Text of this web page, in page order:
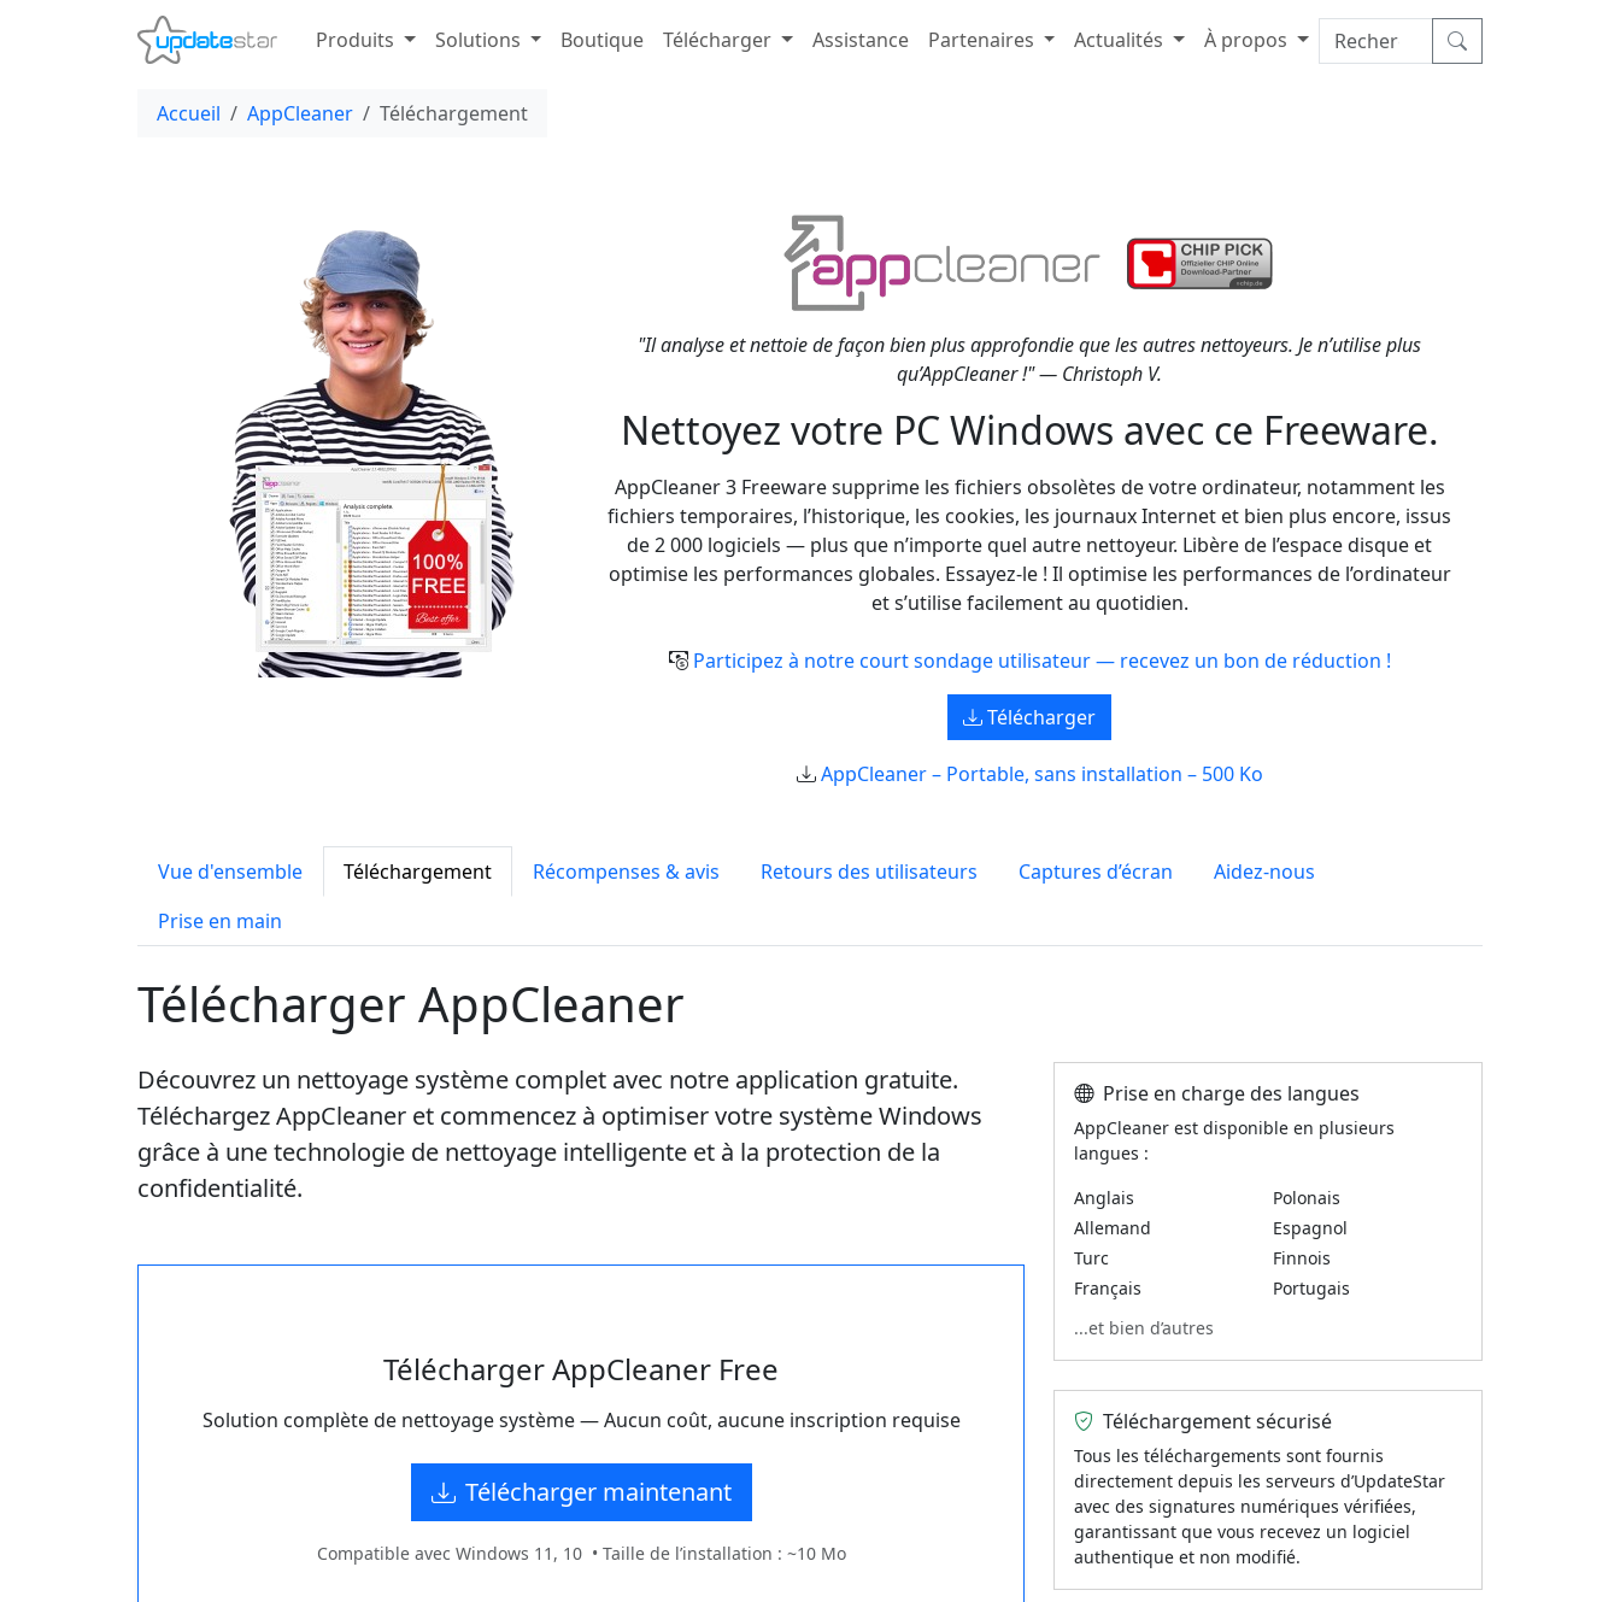
Produits Solutions Boutique Télécharger Assistance Partenaires Actualités À propos
Accueil AppCleaner Téléchargement
"Il analyse et nettoie de façon bien plus approfondie que les autres nettoyeurs. Je n’utilise plus
qu’AppCleaner !" — Christoph V.
Nettoyez votre PC Windows avec ce Freeware.
AppCleaner 3 Freeware supprime les fichiers obsolètes de votre ordinateur, notamment les
fichiers temporaires, l’historique, les cookies, les journaux Internet et bien plus encore, issus
de 2 000 logiciels — plus que n’importe quel autre nettoyeur. Libère de l’espace disque et
optimise les performances globales. Essayez-le ! Il optimise les performances de l’ordinateur
et s’utilise facilement au quotidien.
Participez à notre court sondage utilisateur — recevez un bon de réduction !
Télécharger
AppCleaner – Portable, sans installation – 500 Ko
Vue d'ensemble Téléchargement Récompenses & avis Retours des utilisateurs Captures d’écran
Aidez-nous
Prise en main
Télécharger AppCleaner
Découvrez un nettoyage système complet avec notre application gratuite.
Téléchargez AppCleaner et commencez à optimiser votre système Windows
grâce à une technologie de nettoyage intelligente et à la protection de la
confidentialité.
Télécharger AppCleaner Free
Solution complète de nettoyage système — Aucun coût, aucune inscription requise
Télécharger maintenant
Compatible avec Windows 11, 10 • Taille de l’installation : ~10 Mo
Prise en charge des langues
AppCleaner est disponible en plusieurs
langues :
Anglais
Allemand
Turc
Français
Polonais
Espagnol
Finnois
Portugais
...et bien d’autres
Téléchargement sécurisé
Tous les téléchargements sont fournis
directement depuis les serveurs d’UpdateStar
avec des signatures numériques vérifiées,
garantissant que vous recevez un logiciel
authentique et non modifié.